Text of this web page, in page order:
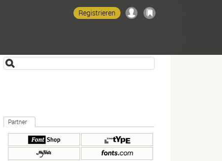
Registrieren
Partner